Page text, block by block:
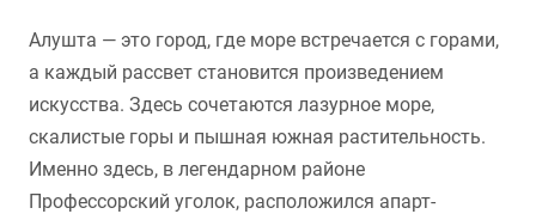
Алушта — это город, где море встречается с горами,
а каждый рассвет становится произведением
искусства. Здесь сочетаются лазурное море,
скалистые горы и пышная южная растительность.
Именно здесь, в легендарном районе
Профессорский уголок, расположился апарт-